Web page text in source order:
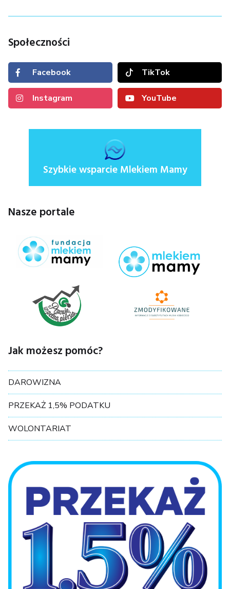
Społeczności
Facebook TikTok
Instagram YouTube
Szybkie wsparcie Mlekiem Mamy
Nasze portale
Jak możesz pomóc?
DAROWIZNA
PRZEKAŻ 1,5% PODATKU
WOLONTARIAT